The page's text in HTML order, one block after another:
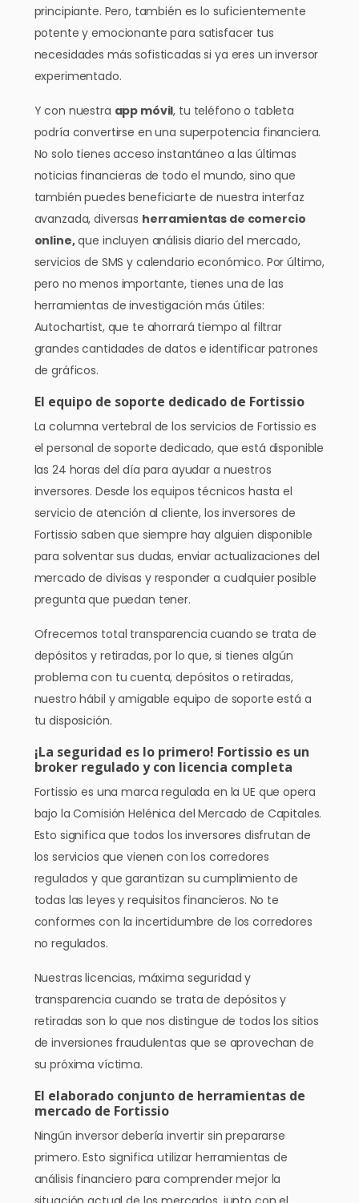
principiante. Pero, también es lo suficientemente
potente y emocionante para satisfacer tus
necesidades más sofisticadas si ya eres un inversor
experimentado.
Y con nuestra app móvil, tu teléfono o tableta
podría convertirse en una superpotencia financiera.
No solo tienes acceso instantáneo a las últimas
noticias financieras de todo el mundo, sino que
también puedes beneficiarte de nuestra interfaz
avanzada, diversas herramientas de comercio
online,que incluyen análisis diario del mercado,
servicios de SMS y calendario económico. Por último,
pero no menos importante, tienes una de las
herramientas de investigación más útiles:
Autochartist, que te ahorrará tiempo al filtrar
grandes cantidades de datos e identificar patrones
de gráficos.
El equipo de soporte dedicado de Fortissio
La columna vertebral de los servicios de Fortissio es
el personal de soporte dedicado, que está disponible
las 24 horas del día para ayudar a nuestros
inversores. Desde los equipos técnicos hasta el
servicio de atención al cliente, los inversores de
Fortissio saben que siempre hay alguien disponible
para solventar sus dudas, enviar actualizaciones del
mercado de divisas y responder a cualquier posible
pregunta que puedan tener.
Ofrecemos total transparencia cuando se trata de
depósitos y retiradas, por lo que, si tienes algún
problema con tu cuenta, depósitos o retiradas,
nuestro hábil y amigable equipo de soporte está a
tu disposición.
¡La seguridad es lo primero! Fortissio es un
broker regulado y con licencia completa
Fortissio es una marca regulada en la UE que opera
bajo la Comisión Helénica del Mercado de Capitales.
Esto significa que todos los inversores disfrutan de
los servicios que vienen con los corredores
regulados y que garantizan su cumplimiento de
todas las leyes y requisitos financieros. No te
conformes con la incertidumbre de los corredores
no regulados.
Nuestras licencias, máxima seguridad y
transparencia cuando se trata de depósitos y
retiradas son lo que nos distingue de todos los sitios
de inversiones fraudulentas que se aprovechan de
su próxima víctima.
El elaborado conjunto de herramientas de
mercado de Fortissio
Ningún inversor debería invertir sin prepararse
primero. Esto significa utilizar herramientas de
análisis financiero para comprender mejor la